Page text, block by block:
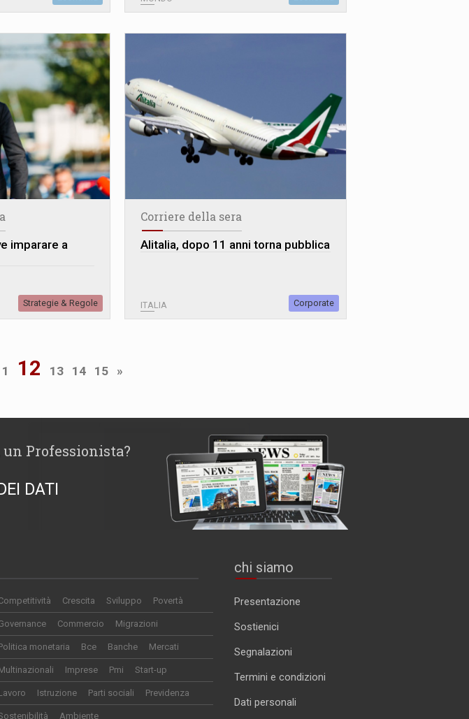
imparare a
Strategie & Regole
Corriere della sera
Alitalia, dopo 11 anni torna pubblica
ITALIA Corporate
12 13 14 15 »
Professionista?
DATI
Crescita Sviluppo Povertà
Commercio Migrazioni
monetaria Bce Banche Mercati
Imprese Pmi Start-up
Istruzione Parti sociali Previdenza
Ambiente
chi siamo
Presentazione
Sostienici
Segnalazioni
Termini e condizioni
Dati personali